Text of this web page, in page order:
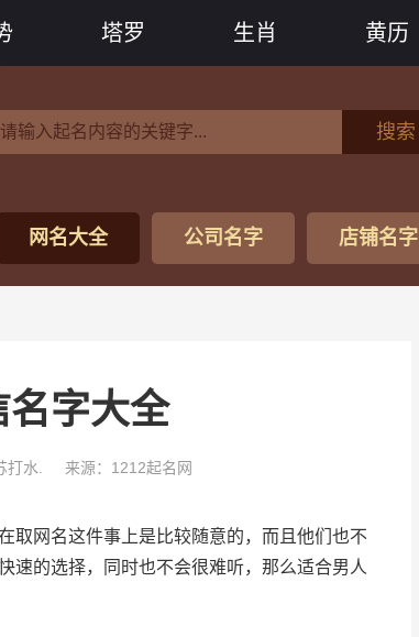
塔罗 生肖 黄历
搜索
网名大全 公司名字 店铺名字
字大全
打水. 来源：1212起名网
取网名这件事上是比较随意的，而且他们也不
速的选择，同时也不会很难听，那么适合男人